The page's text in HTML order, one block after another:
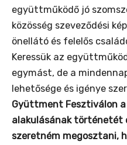
együttműködő jó
közösség szeveződési
önellátó és felelős
Keressük az
egymást, de a
lehetősége és igénye
Gyüttment Fesztiválon
alakulásának
szeretném megosztani,